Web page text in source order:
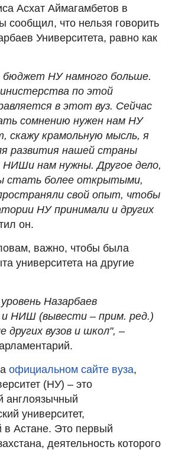
Асхат Аймагамбетов в
сообщил, что нельзя говорить
Университета, равно как
бюджет НУ намного больше.
по этой
в этот вуз. Сейчас
сомнению нужен нам НУ
скажу крамольную мысль, я
развития нашей страны
НИШи нам нужны. Другое дело,
стать более открытыми,
свой опыт, чтобы
НУ принимали и других
он.
важно, чтобы была
университета на другие
Назарбаев
НИШ (вывести – прим. ред.)
других вузов и школ", –
официальном сайте вуза,
(НУ) – это
англоязычный
университет,
в Астане. Это первый
деятельность которого